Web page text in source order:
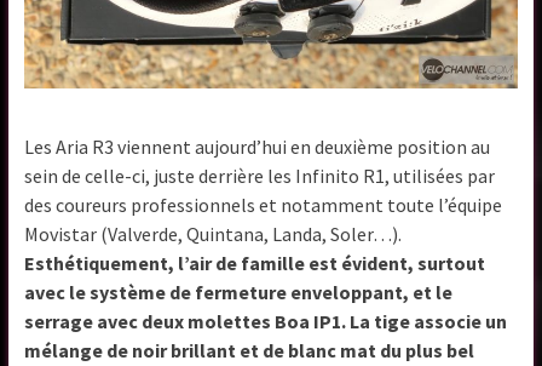
Les Aria R3 viennent aujourd’hui en deuxième position au
sein de celle-ci, juste derrière les Infinito R1, utilisées par
des coureurs professionnels et notamment toute l’équipe
Movistar (Valverde, Quintana, Landa, Soler…).
Esthétiquement, l’air de famille est évident, surtout
avec le système de fermeture enveloppant, et le
serrage avec deux molettes Boa IP1. La tige associe un
mélange de noir brillant et de blanc mat du plus bel